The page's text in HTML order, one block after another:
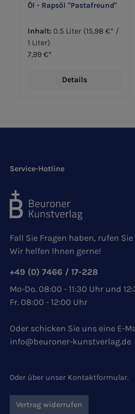
Öl - Rapsöl "Pastafreund"
Inhalt: 0.5 Liter (15,98 €* /
1 Liter)
7,99 €*
Details
Service-Hotline
Fall Sie Fragen haben, rufen
Wir helfen Ihnen gerne!
+49 (0) 7466 / 17-228
Mo-Do. 08:00 - 11:30 Uhr und
Fr. 08:00 - 12:00 Uhr
Oder schicken Sie uns eine E-
info@beuroner-kunstverlag.de
Oder über unser Kontaktformular.
Vertrag widerrufen